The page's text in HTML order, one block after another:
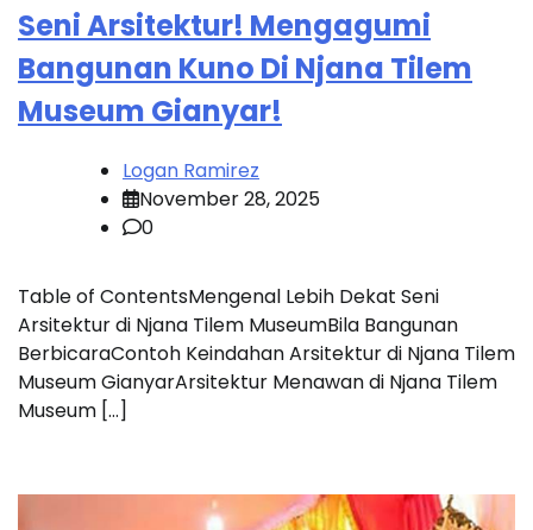
Seni Arsitektur! Mengagumi
Bangunan Kuno Di Njana Tilem
Museum Gianyar!
Logan Ramirez
November 28, 2025
0
Table of ContentsMengenal Lebih Dekat Seni
Arsitektur di Njana Tilem MuseumBila Bangunan
BerbicaraContoh Keindahan Arsitektur di Njana Tilem
Museum GianyarArsitektur Menawan di Njana Tilem
Museum […]